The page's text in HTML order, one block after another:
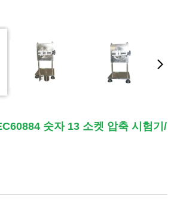
숫자 13 소켓 압축 시험기/